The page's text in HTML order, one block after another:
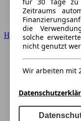
Hyundai
Zeitraums
die
solche
nicht genutzt
Wir arbeiten mit